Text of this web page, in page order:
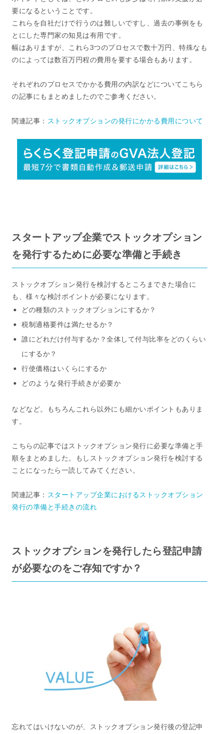
要になるということです。
これらを自社だけで行うのは難しいですし、過去の事例をも
とにした専門家の知見は有用です。
幅はありますが、これら3つのプロセスで数十万円、特殊なも
のによっては数百万円程の費用を要する場合もあります。
それぞれのプロセスでかかる費用の内訳などについてこちら
の記事にもまとめましたのでご参考ください。
関連記事： ストックオプションの発行にかかる費用について
スタートアップ企業でストックオプション
を発行するために必要な準備と手続き
ストックオプション発行を検討するところまできた場合に
も、様々な検討ポイントが必要になります。
どの種類のストックオプションにするか？
税制適格要件は満たせるか？
誰にどれだけ付与するか？全体して付与比率をどのくらい
にするか？
行使価格はいくらにするか
どのような発行手続きが必要か
などなど。もちろんこれら以外にも細かいポイントもありま
す。
こちらの記事ではストックオプション発行に必要な準備と手
順をまとめました。もしストックオプション発行を検討する
ことになったら一読してみてください。
関連記事： スタートアップ企業におけるストックオプション
発行の準備と手続きの流れ
ストックオプションを発行したら登記申請
が必要なのをご存知ですか？
忘れてはいけないのが、ストックオプション発行後の登記申